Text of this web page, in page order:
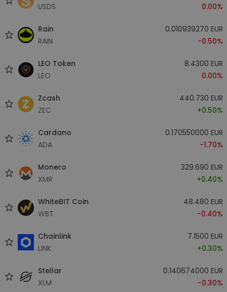
USDS
0.00%
Rain
RAIN
0.010939270 EUR
-0.50%
LEO Token
LEO
8.4300 EUR
0.00%
Zcash
ZEC
440.730 EUR
+0.50%
Cardano
ADA
0.170550000 EUR
-1.70%
Monero
XMR
329.690 EUR
+0.40%
WhiteBIT Coin
WBT
48.480 EUR
-0.40%
Chainlink
LINK
7.1500 EUR
+0.30%
Stellar
XLM
0.140674000 EUR
-0.30%